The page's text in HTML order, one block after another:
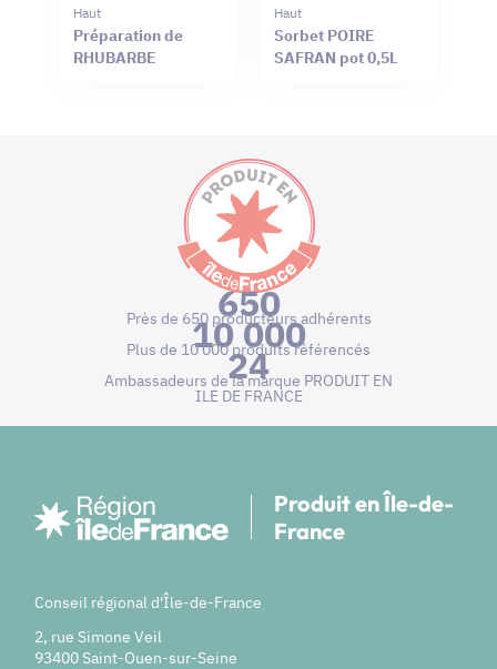
Haut
Préparation de
RHUBARBE
Haut
Sorbet POIRE
SAFRAN pot 0,5L
650
Près de 650 producteurs adhérents
10 000
Plus de 10 000 produits référencés
24
Ambassadeurs de la marque PRODUIT EN
ILE DE FRANCE
Produit en Île-de-
France
Conseil régional d'Île-de-France
2, rue Simone Veil
93400 Saint-Ouen-sur-Seine